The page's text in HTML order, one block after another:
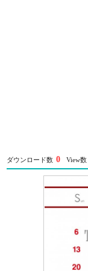
ダウンロード数 0 View数